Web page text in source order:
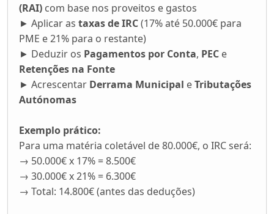
(RAI) com base nos proveitos e gastos
► Aplicar as taxas de IRC(17% até 50.000€ para
PME e 21% para o restante)
► Deduzir os Pagamentos por Conta, PEC e
Retenções na Fonte
► Acrescentar Derrama Municipal eTributações
Autónomas
Exemplo prático:
Para uma matéria coletável de 80.000€, o IRC será:
→ 50.000€ x 17% = 8.500€
→ 30.000€ x 21% = 6.300€
→ Total: 14.800€ (antes das deduções)